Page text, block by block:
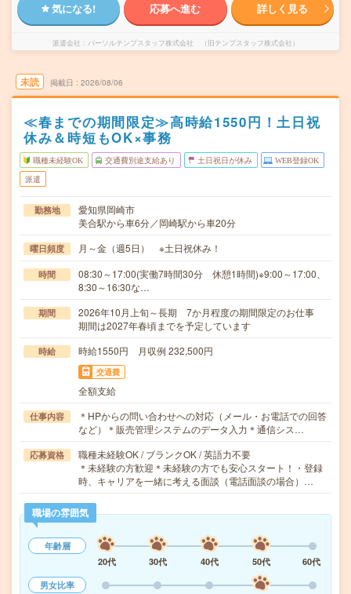
気になる! 応募へ進む 詳しく見る
派遣会社 パーソルテンプスタッフ株式会社 （旧テンプスタッフ株式会社）
未読 掲載日 2026/08/06
≪春までの期間限定≫高時給1550円！土日祝
休み＆時短もOK×事務
職種未経験OK 交通費別途支給あり 土日祝日が休み WEB登録OK
派遣
勤務地
愛知県岡崎市
美合駅から車6分／岡崎駅から車20分
曜日頻度 月～金（週5日） ※土日祝休み！
時間
08:30～17:00(実働7時間30分 休憩1時間)※9:00～17:00、
8:30～16:30な…
期間
2026年10月上旬～長期 7か月程度の期間限定のお仕事
期間は2027年春頃までを予定しています
時給 時給1550円 月収例 232,500円
交通費
全額支給
仕事内容
＊HPからの問い合わせへの対応（メール・お電話での回答
など）＊販売管理システムのデータ入力＊通信シス…
応募資格
職種未経験OK / ブランクOK / 英語力不要
＊未経験の方歓迎＊未経験の方でも安心スタート！・登録
時、キャリアを一緒に考える面談（電話面談の場合）…
職場の雰囲気
年齢層
20代
30代 40代 50代
60代
男女比率